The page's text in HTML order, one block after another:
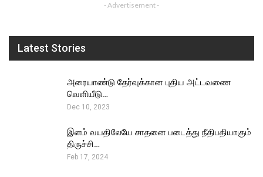
- Advertisement -
Latest Stories
அரையாண்டு தேர்வுக்கான புதிய அட்டவணை
வெளியீடு…
Dec 10, 2023
இளம் வயதிலேயே சாதனை படைத்து நீதிபதியாகும்
திருச்சி…
Feb 17, 2024